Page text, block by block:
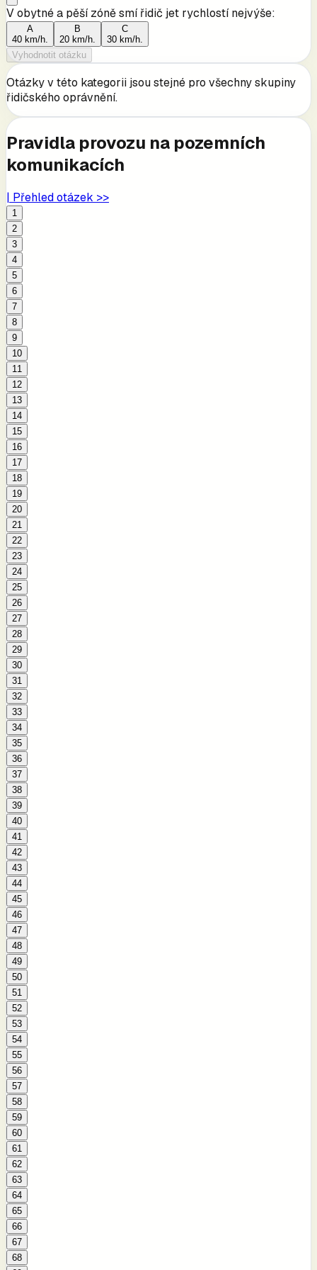
V obytné a pěší zóně smí řidič jet rychlostí nejvýše:
A
40 km/h.
B
20 km/h.
C
30 km/h.
Vyhodnotit otázku
Otázky v této kategorii jsou stejné pro všechny skupiny
řidičského oprávnění.
Pravidla provozu na pozemních
komunikacích
| Přehled otázek >>
1
2
3
4
5
6
7
8
9
10
11
12
13
14
15
16
17
18
19
20
21
22
23
24
25
26
27
28
29
30
31
32
33
34
35
36
37
38
39
40
41
42
43
44
45
46
47
48
49
50
51
52
53
54
55
56
57
58
59
60
61
62
63
64
65
66
67
68